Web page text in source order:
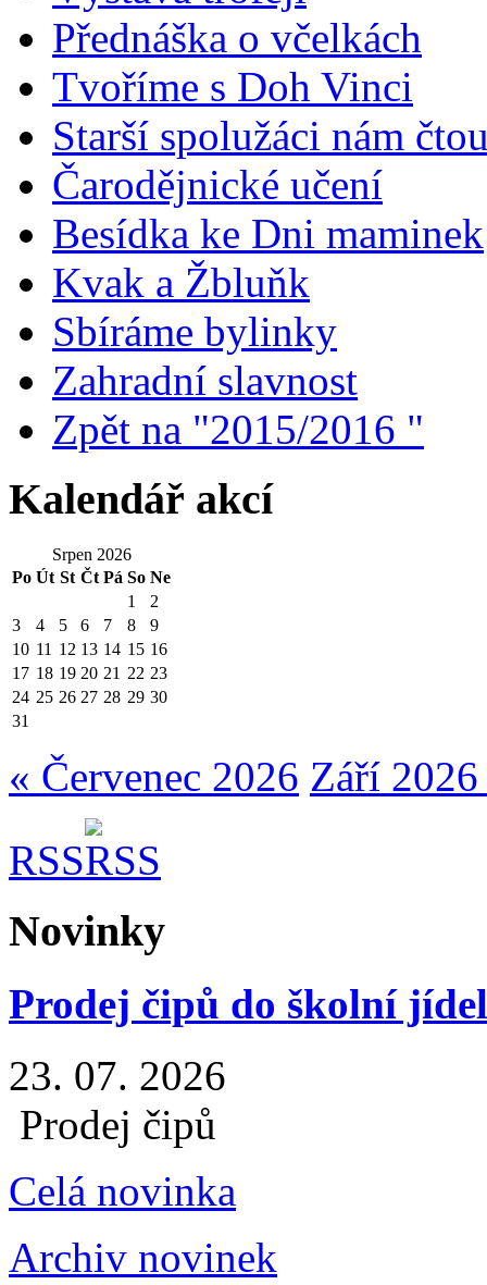
Přednáška o včelkách
Tvoříme s Doh Vinci
Starší spolužáci nám
Čarodějnické učení
Besídka ke Dni maminek
Kvak a Žbluňk
Sbíráme bylinky
Zahradní slavnost
Zpět na "2015/2016 "
Kalendář akcí
Srpen 2026
Po Út St Čt Pá So Ne
1
2
3
4 5 6 7 8
9
10 11 12 13 14 15 16
17 18 19 20 21 22 23
24 25 26 27 28 29 30
31
« Červenec 2026 Září
RSS
Novinky
Prodej čipů do školní
23. 07. 2026
Prodej čipů
Celá novinka
Archiv novinek